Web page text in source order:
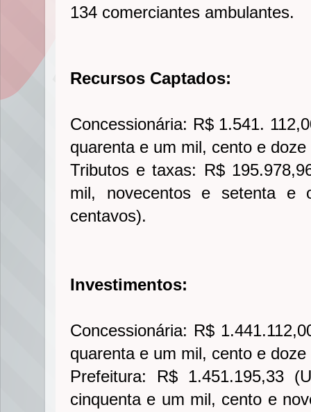
134 comerciantes ambulantes.
Recursos Captados:
Concessionária: R$ 1.541.
quarenta e um mil, cento e doze
Tributos e taxas: R$
mil, novecentos e setenta e
centavos).
Investimentos:
Concessionária: R$
quarenta e um mil, cento e doze
Prefeitura: R$ 1.451.195,33
cinquenta e um mil, cento e